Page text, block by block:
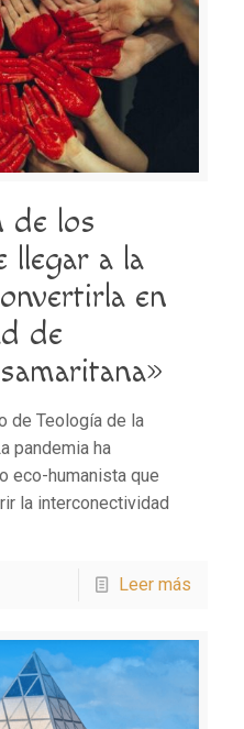
de los
llegar a la
en
de
de Teología de la
pandemia ha
eco-humanista que
la interconectividad
Leer más